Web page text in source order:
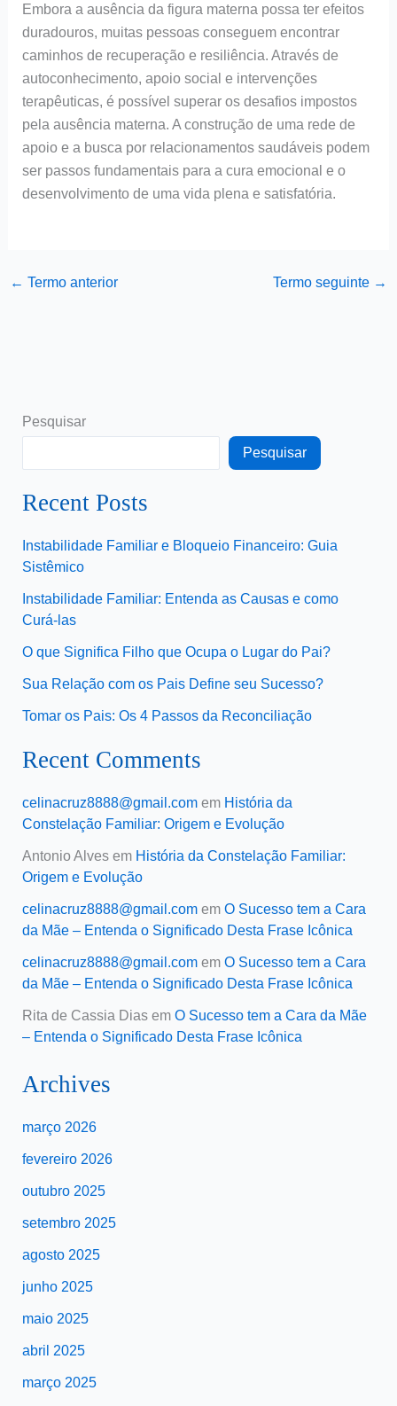
Embora a ausência da figura materna possa ter efeitos
duradouros, muitas pessoas conseguem encontrar
caminhos de recuperação e resiliência. Através de
autoconhecimento, apoio social e intervenções
terapêuticas, é possível superar os desafios impostos
pela ausência materna. A construção de uma rede de
apoio e a busca por relacionamentos saudáveis podem
ser passos fundamentais para a cura emocional e o
desenvolvimento de uma vida plena e satisfatória.
← Termo anterior Termo seguinte →
Pesquisar
Pesquisar
Recent Posts
Instabilidade Familiar e Bloqueio Financeiro: Guia
Sistêmico
Instabilidade Familiar: Entenda as Causas e como
Curá-las
O que Significa Filho que Ocupa o Lugar do Pai?
Sua Relação com os Pais Define seu Sucesso?
Tomar os Pais: Os 4 Passos da Reconciliação
Recent Comments
celinacruz8888@gmail.comem História da
Constelação Familiar: Origem e Evolução
Antonio Alvesem História da Constelação Familiar:
Origem e Evolução
celinacruz8888@gmail.comem O Sucesso tem a Cara
da Mãe – Entenda o Significado Desta Frase Icônica
celinacruz8888@gmail.comem O Sucesso tem a Cara
da Mãe – Entenda o Significado Desta Frase Icônica
Rita de Cassia Diasem O Sucesso tem a Cara da Mãe
– Entenda o Significado Desta Frase Icônica
Archives
março 2026
fevereiro 2026
outubro 2025
setembro 2025
agosto 2025
junho 2025
maio 2025
abril 2025
março 2025